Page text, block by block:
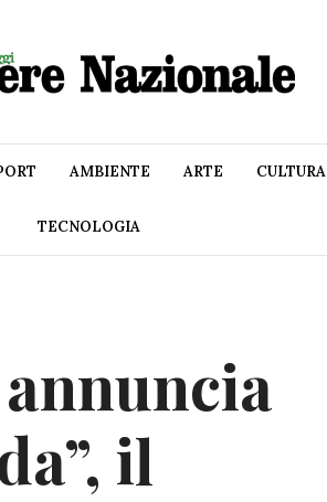
AMBIENTE ARTE CULTURA
TECNOLOGIA
il